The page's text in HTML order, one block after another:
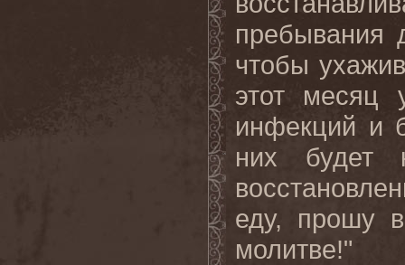
пребывания
чтобы
этот месяц
инфекций и
них будет
еду, прошу
молитве!"